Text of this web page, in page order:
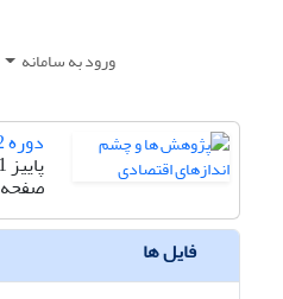
ورود به سامانه
دوره 22، شماره 3
پاییز 1401
صفحه
فایل ها